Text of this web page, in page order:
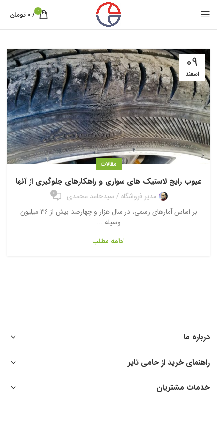
0
/ ۰ تومان
09
اسفند
مقالات
عیوب رایج لاستیک های سواری و راهکارهای جلوگیری از آنها
مدیر فروشگاه / سیدحامد محمدی 0
بر اساس آمارهای رسمی، در سال هزار و چهارصد بیش از ۳۶ میلیون
وسیله ...
ادامه مطلب
درباره ما
راهنمای خرید از حامی تایر
خدمات مشتریان